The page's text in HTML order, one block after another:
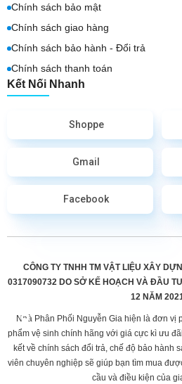
Chính sách bảo mật
Chính sách giao hàng
Chính sách bảo hành - Đổi trả
Chính sách thanh toán
Kết Nối Nhanh
Shoppe
Gmail
Facebook
CÔNG TY TNHH TM VẬT LIỆU XÂY
0317090732 DO SỞ KẾ HOẠCH VÀ ĐẦU
12 NĂM
Nhà Phân Phối Nguyễn Gia hiện là đơn vị
phẩm vệ sinh chính hãng với giá cực kì ưu
kết về chính sách đổi trả, chế độ bảo hành
viên chuyên nghiệp sẽ giúp bạn tìm mua
cầu và điều kiện của